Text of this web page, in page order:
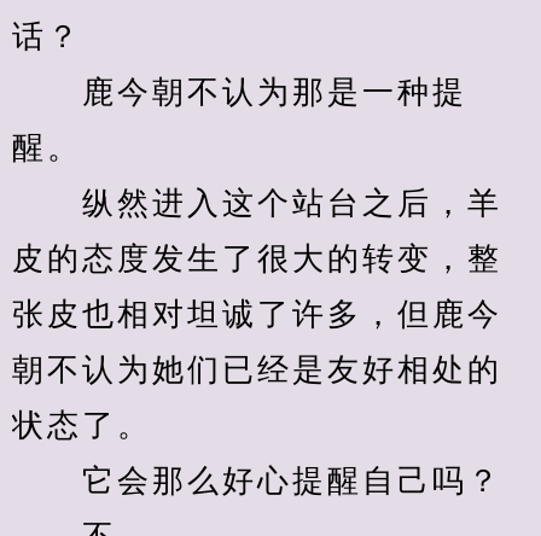
话？
鹿今朝不认为那是一种提
醒。
纵然进入这个站台之后，羊
皮的态度发生了很大的转变，整
张皮也相对坦诚了许多，但鹿今
朝不认为她们已经是友好相处的
状态了。
它会那么好心提醒自己吗？